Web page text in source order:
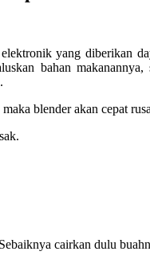
yang diberikan
bahan
blender akan cepat
cairkan dulu